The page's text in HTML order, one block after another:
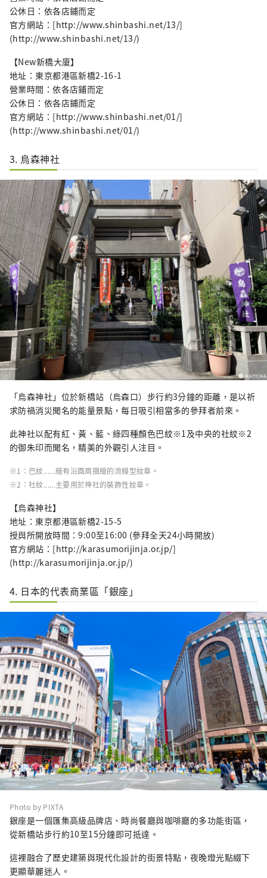
公休日：依各店鋪而定
官方網站：[http://www.shinbashi.net/13/]
(http://www.shinbashi.net/13/)
【New新橋大廈】
地址：東京都港區新橋2-16-1
營業時間：依各店鋪而定
公休日：依各店鋪而定
官方網站：[http://www.shinbashi.net/01/]
(http://www.shinbashi.net/01/)
3. 烏森神社
「烏森神社」位於新橋站（烏森口）步行約3分鐘的距離，是以祈
求防禍消災聞名的能量景點，每日吸引相當多的參拜者前來。
此神社以配有紅、黃、藍、綠四種顏色巴紋※1及中央的社紋※2
的御朱印而聞名，精美的外觀引人注目。
※1：巴紋......繪有沿圓周描繪的流線型紋章。
※2：社紋......主要用於神社的裝飾性紋章。
【烏森神社】
地址：東京都港區新橋2-15-5
授與所開放時間：9:00至16:00 (參拜全天24小時開放)
官方網站：[http://karasumorijinja.or.jp/]
(http://karasumorijinja.or.jp/)
4. 日本的代表商業區「銀座」
Photo by PIXTA
銀座是一個匯集高級品牌店、時尚餐廳與咖啡廳的多功能街區，
從新橋站步行約10至15分鐘即可抵達。
這裡融合了歷史建築與現代化設計的街景特點，夜晚燈光點綴下
更顯華麗迷人。